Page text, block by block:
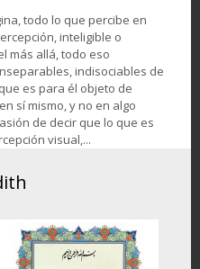
todo lo que percibe en
inteligible o
más allá, todo eso
indisociables de
es para él objeto de
sí mismo, y no en algo
de decir que lo que es
visual,...